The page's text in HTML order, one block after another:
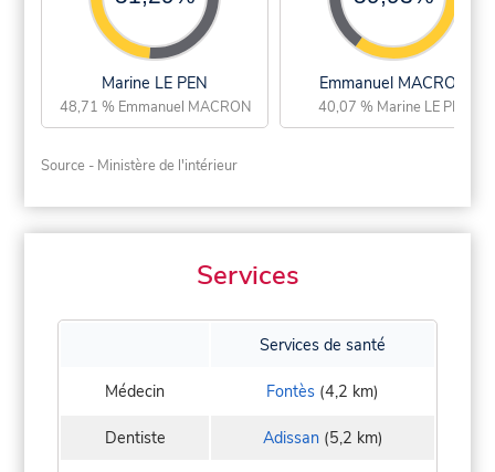
Marine LE PEN
48,71 % Emmanuel MACRON
Emmanuel MACRON
40,07 % Marine LE PEN
Source - Ministère de l'intérieur
Services
Services de santé
Médecin Fontès (4,2 km)
Dentiste Adissan(5,2 km)